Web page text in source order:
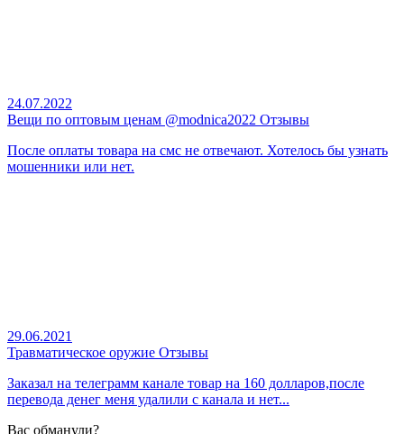
24.07.2022
Вещи по оптовым ценам @modnica2022 Отзывы
После оплаты товара на смс не отвечают. Хотелось бы узнать
мошенники или нет.
29.06.2021
Травматическое оружие Отзывы
Заказал на телеграмм канале товар на 160 долларов,после
перевода денег меня удалили с канала и нет...
Вас обманули?